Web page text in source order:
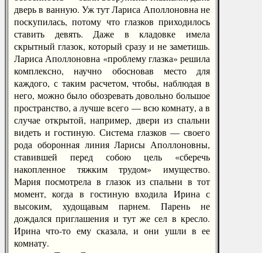
дверь в ванную. Уж тут Лариса Аполлоновна не
поскупилась, потому что глазков приходилось
ставить девять. Даже в кладовке имела
скрытный глазок, который сразу и не заметишь.
Лариса Аполлоновна «проблему глазка» решила
комплексно, научно обосновав место для
каждого, с таким расчетом, чтобы, наблюдая в
него, можно было обозревать довольно большое
пространство, а лучше всего — всю комнату, а в
случае открытой, например, двери из спальни
видеть и гостиную. Система глазков — своего
рода оборонная линия Ларисы Аполлоновны,
ставившей перед собою цель «сберечь
накопленное тяжким трудом» имущество.
Мария посмотрела в глазок из спальни в тот
момент, когда в гостиную входила Ирина с
высоким, худощавым парнем. Парень не
дождался приглашения и тут же сел в кресло.
Ирина что-то ему сказала, и они ушли в ее
комнату.